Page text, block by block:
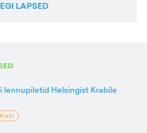
LAPSED
lennupiletid Helsingist Krabile
Krabi